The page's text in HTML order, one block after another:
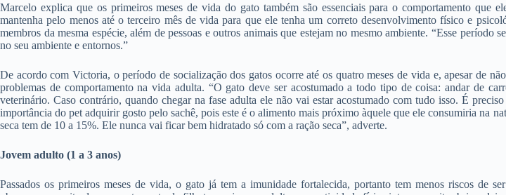
Marcelo explica que os primeiros meses de vida do gato também são essenciais para o comportamento que
mantenha pelo menos até o terceiro mês de vida para que ele tenha um correto desenvolvimento físico e
membros da mesma espécie, além de pessoas e outros animais que estejam no mesmo ambiente. “Esse período
no seu ambiente e entornos.”
De acordo com Victoria, o período de socialização dos gatos ocorre até os quatro meses de vida e, apesar de
problemas de comportamento na vida adulta. “O gato deve ser acostumado a todo tipo de coisa: andar de
veterinário. Caso contrário, quando chegar na fase adulta ele não vai estar acostumado com tudo isso. É
importância do pet adquirir gosto pelo sachê, pois este é o alimento mais próximo àquele que ele consumiria na
seca tem de 10 a 15%. Ele nunca vai ficar bem hidratado só com a ração seca”, adverte.
Jovem adulto (1 a 3 anos)
Passados os primeiros meses de vida, o gato já tem a imunidade fortalecida, portanto tem menos riscos de